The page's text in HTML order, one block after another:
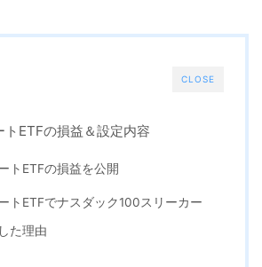
CLOSE
トETFの損益＆設定内容
トETFの損益を公開
トETFでナスダック100スリーカー
た理由